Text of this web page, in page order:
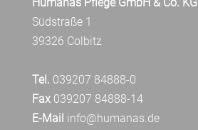
Humanas Pflege GmbH & Co. KG
Südstraße 1
39326 Colbitz
Tel. 039207 84888-0
Fax039207 84888-14
E-Mail info@humanas.de